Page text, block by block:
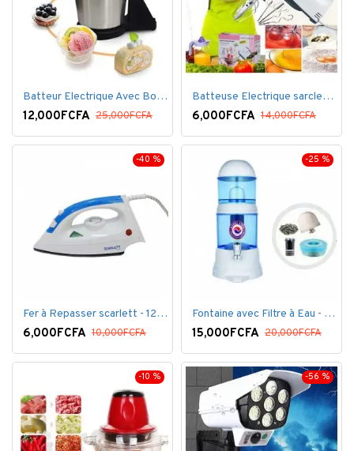
Batteur Electrique Avec Bol en inox
12,000FCFA 25,000FCFA
Batteuse Electrique sarclette à main– 7 vitesses
6,000FCFA 14,000FCFA
-40 %
Fer à Repasser scarlett - 1200 W - Bleu Blanc
6,000FCFA 10,000FCFA
-25 %
Fontaine avec Filtre à Eau - 16 Litres - Blanc
15,000FCFA 20,000FCFA
-10 % -56 %